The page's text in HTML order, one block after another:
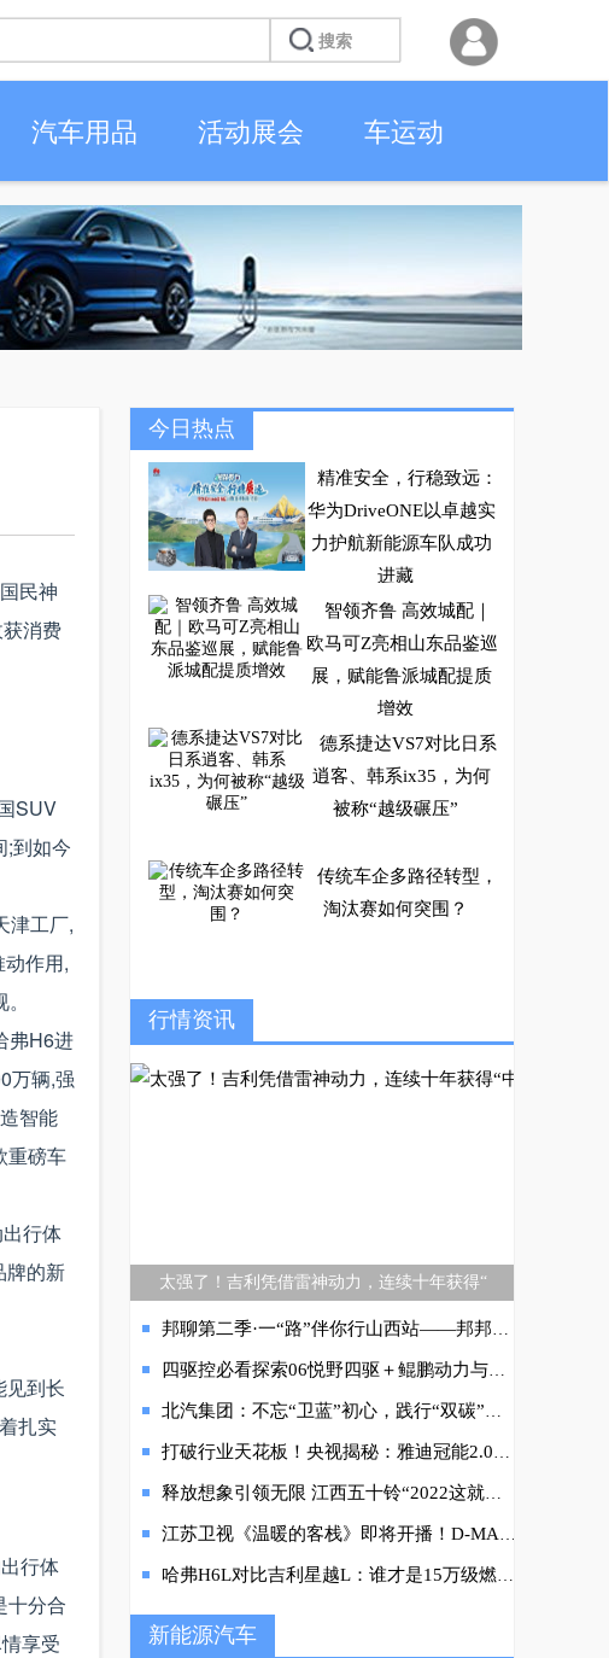
汽车用品 活动展会 车运动
民神
消费
SUV
;到如今
津工厂,
作用,
弗H6进
万辆,强
智能
重磅车
行体
牌的新
见到长
扎实
行体
十分合
享受
今日热点
精准安全，行稳致远：
华为DriveONE以卓越实
力护航新能源车队成功
进藏
智领齐鲁 高效城配｜
欧马可Z亮相山东品鉴巡
展，赋能鲁派城配提质
增效
德系捷达VS7对比日系
逍客、韩系ix35，为何
被称“越级碾压”
传统车企多路径转型，
淘汰赛如何突围？
四驱带你勇闯天涯 购车
享“11万24期0息”
行情资讯
太强了！吉利凭借雷神动力，连续十年获得“
邦聊第二季·一“路”伴你行山西站——邦邦汽服汽配老将的突破之旅
四驱控必看探索06悦野四驱＋鲲鹏动力与年轻人适配度绝了！
北汽集团：不忘“卫蓝”初心，践行“双碳”使命
打破行业天花板！央视揭秘：雅迪冠能2.0系列破解用户出行瓶颈
释放想象引领无限 江西五十铃“2022这就是钓鱼”总决赛完美收官
江苏卫视《温暖的客栈》即将开播！D-MAX V-CROSS助力开启暖暖之旅
哈弗H6L对比吉利星越L：谁才是15万级燃油SUV更实在的选择？
新能源汽车